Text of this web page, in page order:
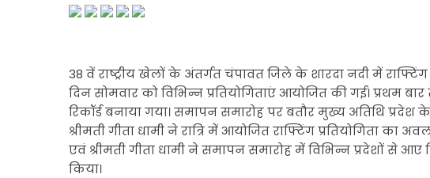
38 वें राष्ट्रीय खेलों के अंतर्गत चंपावत जिले के शारदा नदी में
दिन सोमवार को विभिन्न प्रतियोगिताएं आयोजित की गई। प्रथम बार
रिकॉर्ड बनाया गया। समापन समारोह पर बतौर मुख्य अतिथि प्रदेश
श्रीमती गीता धामी ने रात्रि में आयोजित राफ्टिंग प्रतियोगिता का
एवं श्रीमती गीता धामी ने समापन समारोह में विभिन्न प्रदेशों से आए
किया।